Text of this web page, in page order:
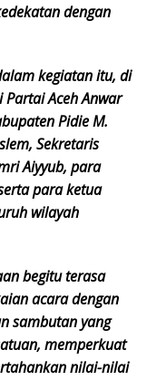
dengan
kegiatan itu, di
Partai Aceh Anwar
Pidie M.
Sekretaris
Aiyyub, para
para ketua
wilayah
begitu terasa
acara dengan
sambutan yang
memperkuat
nilai-nilai